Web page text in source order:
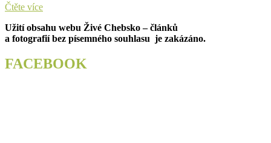
Čtěte víceZa
do
Mariánských
přijede
Kinematograf
Užití obsahu webu Živé Chebsko – článků
a fotografií bez písemného souhlasu je zakázáno.
FACEBOOK